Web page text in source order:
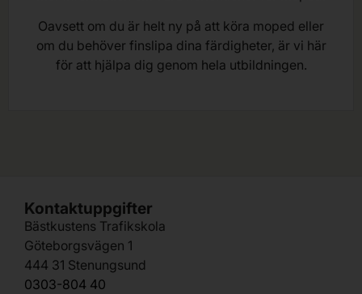
Oavsett om du är helt ny på att köra moped eller
om du behöver finslipa dina färdigheter, är vi här
för att hjälpa dig genom hela utbildningen.
Kontaktuppgifter
Bästkustens Trafikskola
Göteborgsvägen 1
444 31 Stenungsund
0303-804 40